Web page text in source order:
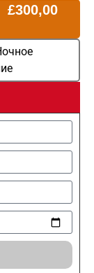
£300,00